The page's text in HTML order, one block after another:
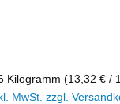
Kilogramm (13,32 € /
MwSt. zzgl.